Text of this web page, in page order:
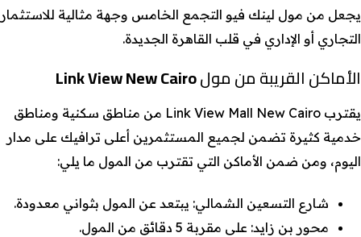
يجعل من مول لينك فيو التجمع الخامس وجهة مثالية للاستثمار
التجاري أو الإداري في قلب القاهرة الجديدة.
الأماكن القريبة من مولLink View New Cairo
يقترب Link View Mall New Cairo من مناطق سكنية ومناطق
خدمية كثيرة تضمن لجميع المستثمرين أعلى ترافيك على مدار
اليوم، ومن ضمن الأماكن التي تقترب من المول ما يلي:
شارع التسعين الشمالي: يبتعد عن المول بثواني معدودة.
محور بن زايد: على مقربة 5 دقائق من المول.